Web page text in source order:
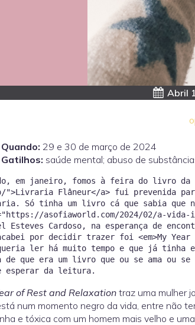
Abril
Quando: 29 e 30 de março de 2024
Gatilhos: saúde mental; abuso de
em janeiro, fomos à feira do livro
">Livraria Flâneur</a> fui prevenida
Só tinha um livro cá que sabia que
asofiaworld.com/2024/02/a-vida-
Esteves Cardoso, na esperança de
por decidir trazer foi <em>My
ler há muito tempo e que já tinha
de que era um livro que ou se ama ou
of Rest and Relaxationtraz uma mulher
num momento negro da vida, entre não
e tóxica com um homem mais velho e